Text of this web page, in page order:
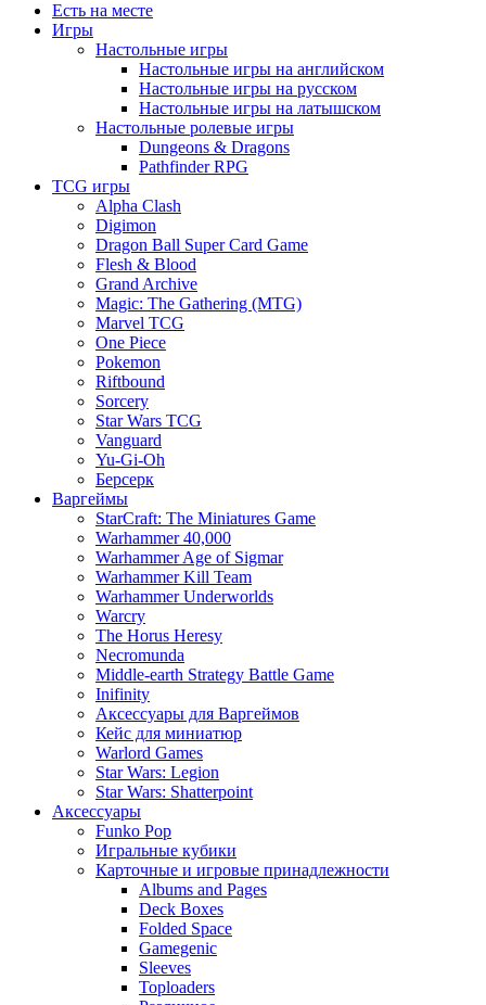
Есть на месте
Игры
Настольные игры
Настольные игры на английском
Настольные игры на русском
Настольные игры на латышском
Настольные ролевые игры
Dungeons & Dragons
Pathfinder RPG
TCG игры
Alpha Clash
Digimon
Dragon Ball Super Card Game
Flesh & Blood
Grand Archive
Magic: The Gathering (MTG)
Marvel TCG
One Piece
Pokemon
Riftbound
Sorcery
Star Wars TCG
Vanguard
Yu-Gi-Oh
Берсерк
Варгеймы
StarCraft: The Miniatures Game
Warhammer 40,000
Warhammer Age of Sigmar
Warhammer Kill Team
Warhammer Underworlds
Warcry
The Horus Heresy
Necromunda
Middle-earth Strategy Battle Game
Inifinity
Аксессуары для Варгеймов
Кейс для миниатюр
Warlord Games
Star Wars: Legion
Star Wars: Shatterpoint
Аксессуары
Funko Pop
Игральные кубики
Карточные и игровые принадлежности
Albums and Pages
Deck Boxes
Folded Space
Gamegenic
Sleeves
Toploaders